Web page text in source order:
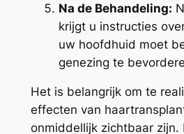
Na de Behandeling:
krijgt u instructies
uw hoofdhuid moet
genezing te
Het is belangrijk om te
effecten van
onmiddellijk zichtbaar zijn.